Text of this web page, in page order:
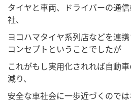
タイヤと車両、ドライバーの通
社、
ヨコハマタイヤ系列店などを連
コンセプトということでしたが
これがもし実用化されれば自動
減り、
安全な車社会に一歩近づくのでは